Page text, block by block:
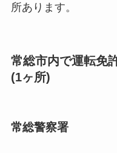
所あります。
常総市内で運転免
(1ヶ所)
常総警察署